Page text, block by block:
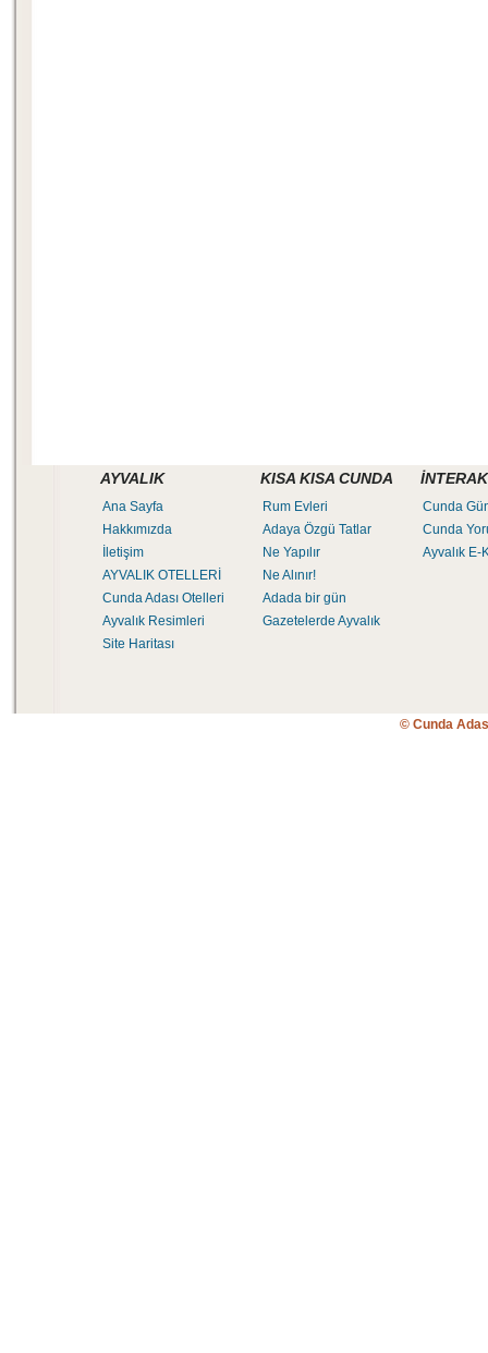
AYVALIK KISA KISA CUNDA
Ana Sayfa
Hakkımızda
İletişim
AYVALIK OTELLERİ
Cunda Adası Otelleri
Ayvalık Resimleri
Site Haritası
Rum Evleri
Adaya Özgü Tatlar
Ne Yapılır
Ne Alınır!
Adada bir gün
Gazetelerde Ayvalık
Cunda
Cunda
Ayvalık E-
© Cunda